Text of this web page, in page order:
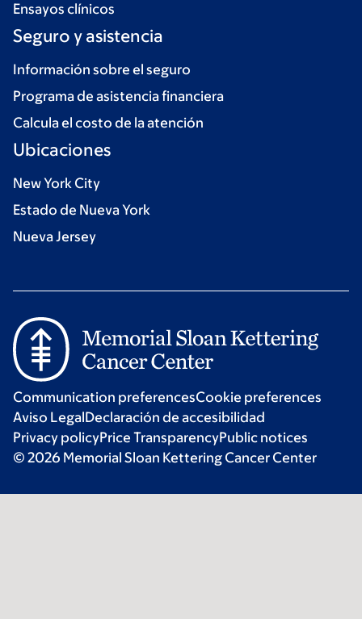
Ensayos clínicos
Seguro y asistencia
Información sobre el seguro
Programa de asistencia financiera
Calcula el costo de la atención
Ubicaciones
New York City
Estado de Nueva York
Nueva Jersey
Communication preferencesCookie preferences
Aviso LegalDeclaración de accesibilidad
Privacy policyPrice TransparencyPublic notices
© 2026 Memorial Sloan Kettering Cancer Center